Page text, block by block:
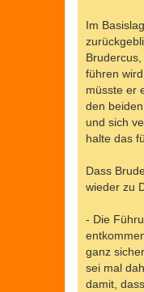
Im
führen
müsste er
den
und sich
halte das
Dass
wieder zu
- Die
ganz
sei mal
damit,